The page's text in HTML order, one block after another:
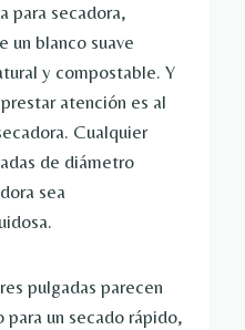
para secadora,
un blanco suave
y compostable. Y
atención es al
Cualquier
de diámetro
sea
pulgadas parecen
un secado rápido,